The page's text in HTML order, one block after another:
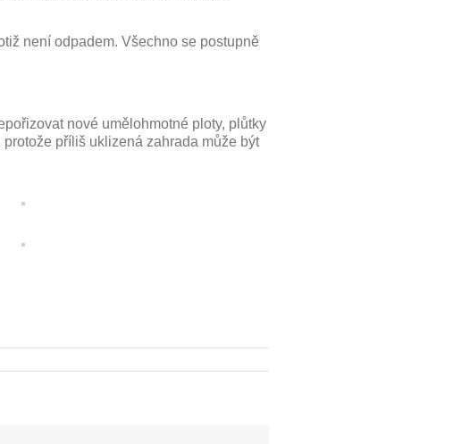
není odpadem. Všechno se postupně
nové umělohmotné ploty, plůtky
příliš uklizená zahrada může být